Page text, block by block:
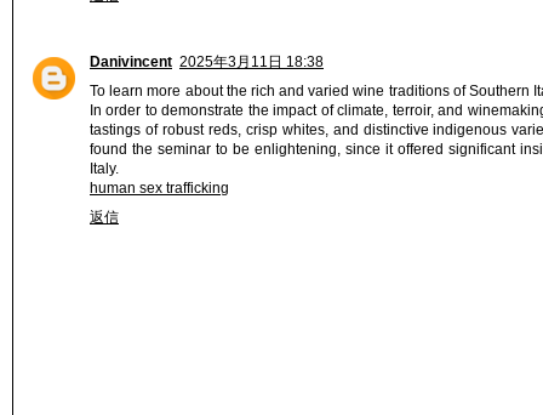
Danivincent 2025年3月11日 18:38
To learn more about the rich and varied wine traditions of Southern
In order to demonstrate the impact of climate, terroir, and
tastings of robust reds, crisp whites, and distinctive indigenous
found the seminar to be enlightening, since it offered significant
Italy.
human sex trafficking
返信